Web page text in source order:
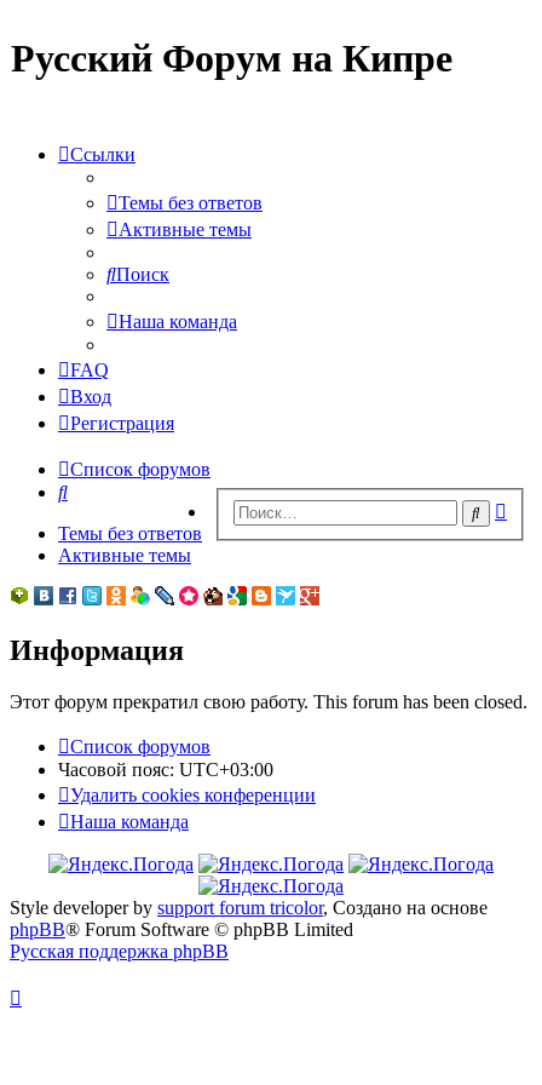
Русский Форум на Кипре
Ссылки
Темы без ответов
Активные темы
Поиск
Наша команда
FAQ
Вход
Регистрация
Список форумов
Поиск
Поиск
Темы без ответов
Активные темы
Информация
Этот форум прекратил свою работу. This forum has been closed.
Список форумов
Часовой пояс: UTC+03:00
Удалить cookies конференции
Наша команда
Style developer by support forum tricolor, Создано на основе
phpBB® Forum Software © phpBB Limited
Русская поддержка phpBB